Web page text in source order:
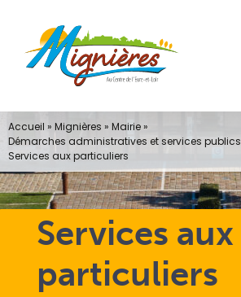
contenu
Services aux
particuliers
Accueil » Mignières » Mairie»
Démarches administratives et services publics
Services aux particuliers